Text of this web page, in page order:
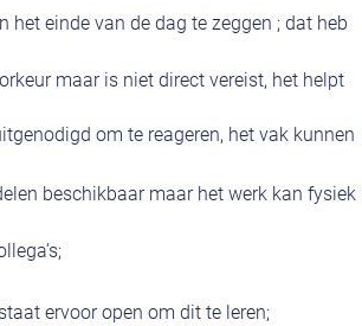
het einde van de dag te zeggen ; dat heb
maar is niet direct vereist, het helpt
om te reageren, het vak kunnen
beschikbaar maar het werk kan fysiek
ervoor open om dit te leren;